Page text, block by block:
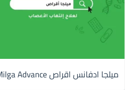
ميلجا ادفانس اقراص Milga Advance : للاعصاب والإكتئاب